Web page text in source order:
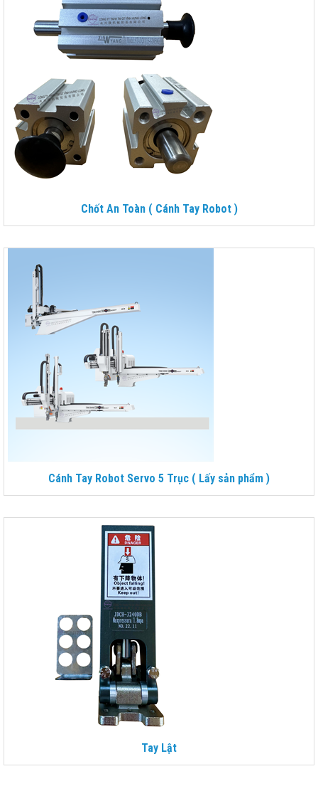
Chốt An Toàn ( Cánh Tay Robot )
Cánh Tay Robot Servo 5 Trục ( Lấy sản phẩm )
Tay Lật